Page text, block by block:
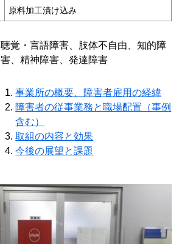
原料加工漬け込み
聴覚・言語障害、肢体不自由、知的障
害、精神障害、発達障害
事業所の概要、障害者雇用の経緯
障害者の従事業務と職場配置（事例
含む）
取組の内容と効果
今後の展望と課題